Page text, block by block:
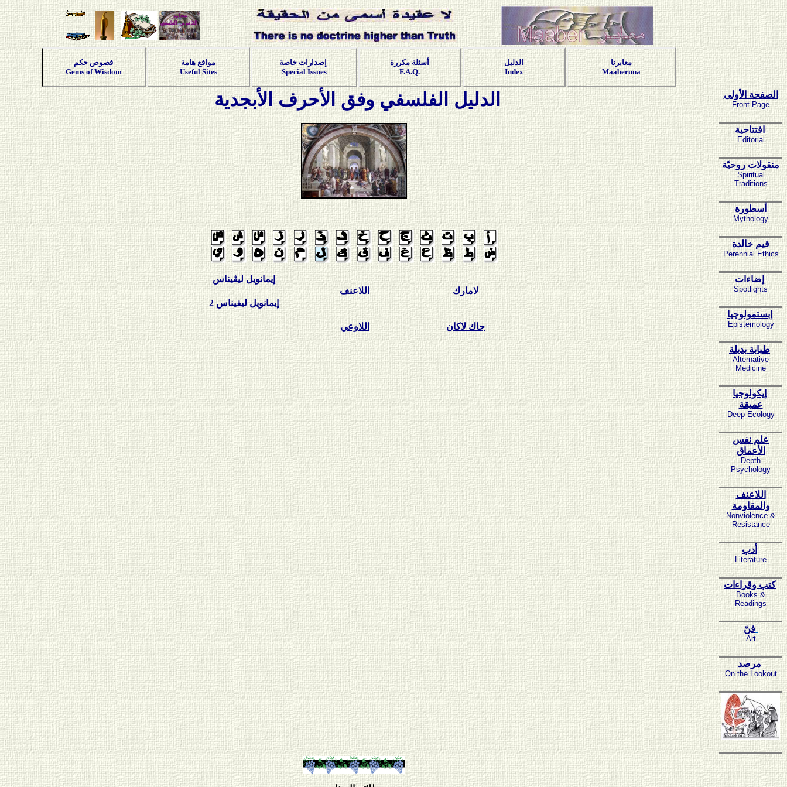
فصوص حكم
Gems of Wisdom
مواقع هامة
Useful Sites
إصدارات خاصة
Special Issues
أسئلة مكررة
F.A.Q.
الدليل
Index
معابرنا
Maaberuna
الدليل الفلسفي وفق الأحرف الأبجدية
إيمانويل ليڤيناس
إيمانويل ليفيناس
اللاعنف لامارك
اللاوعي جاك لاكان
الصفحة الأولى
Front Page
افتتاحية
Editorial
منقولات روحيّة
Spiritual
Traditions
أسطورة
Mythology
قيم خالدة
Perennial Ethics
إضاءات
Spotlights
إبستمولوجيا
Epistemology
طبابة بديلة
Alternative
Medicine
إيكولوجيا
عميقة
Deep Ecology
علم نفس
الأعماق
Depth
Psychology
اللاعنف
والمقاومة
Nonviolence &
Resistance
أدب
Literature
كتب وقراءات
Books &
Readings
فنّ
Art
مرصد
On the Lookout